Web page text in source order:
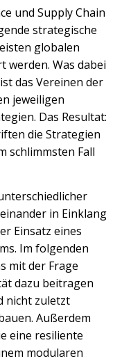
und Supply Chain
strategische
globalen
werden. Was dabei
das Vereinen der
jeweiligen
Das Resultat:
die Strategien
schlimmsten Fall
in Einklang
Einsatz eines
Im folgenden
mit der Frage
dazu beitragen
nicht zuletzt
Außerdem
eine resiliente
modularen